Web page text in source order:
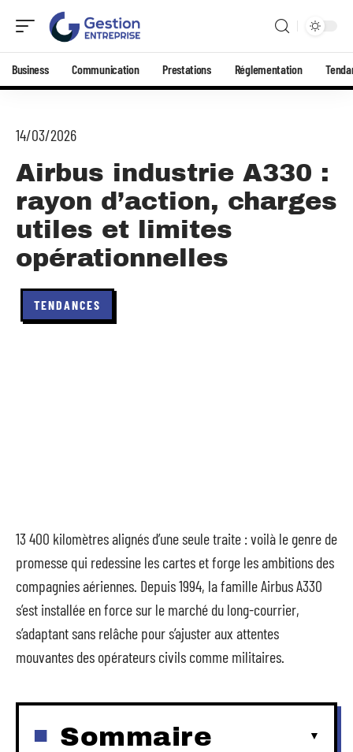
Business Communication Prestations Réglementation
14/03/2026
Airbus industrie A330 :
rayon d’action, charges
utiles et limites
opérationnelles
TENDANCES
13 400 kilomètres alignés d’une seule traite : voilà le genre de
promesse qui redessine les cartes et forge les ambitions des
compagnies aériennes. Depuis 1994, la famille Airbus A330
s’est installée en force sur le marché du long-courrier,
s’adaptant sans relâche pour s’ajuster aux attentes
mouvantes des opérateurs civils comme militaires.
Sommaire